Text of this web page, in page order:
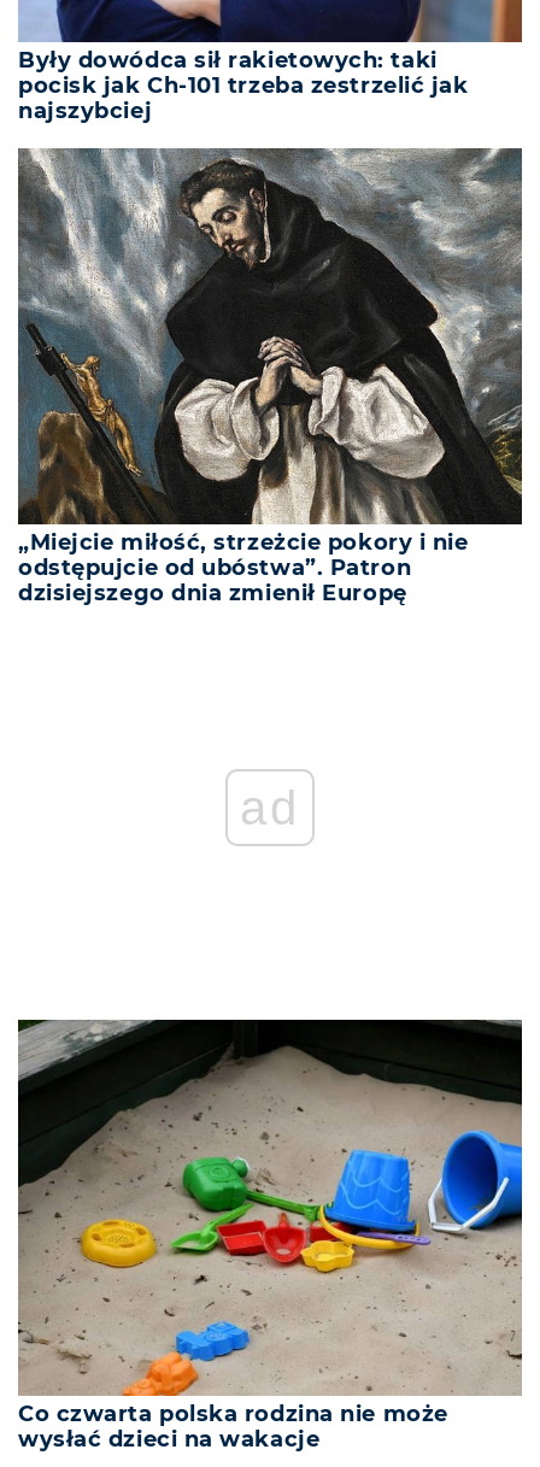
Były dowódca sił rakietowych: taki
pocisk jak Ch-101 trzeba zestrzelić jak
najszybciej
„Miejcie miłość, strzeżcie pokory i nie
odstępujcie od ubóstwa”. Patron
dzisiejszego dnia zmienił Europę
ad
Co czwarta polska rodzina nie może
wysłać dzieci na wakacje